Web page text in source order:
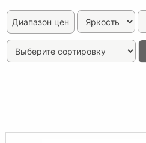
Диапазон цен